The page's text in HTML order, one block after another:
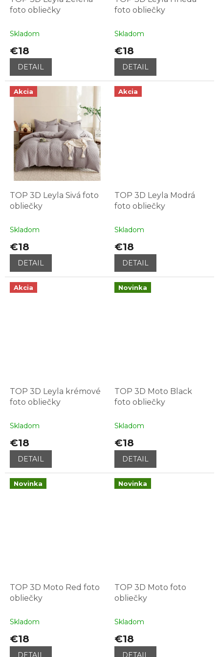
foto obliečky
Skladom
€18
DETAIL
foto obliečky
Skladom
€18
DETAIL
Akcia
TOP 3D Leyla Sivá foto
obliečky
Skladom
€18
DETAIL
Akcia
TOP 3D Leyla Modrá
foto obliečky
Skladom
€18
DETAIL
Akcia
TOP 3D Leyla krémové
foto obliečky
Skladom
€18
DETAIL
Novinka
TOP 3D Moto Black
foto obliečky
Skladom
€18
DETAIL
Novinka
TOP 3D Moto Red foto
obliečky
Skladom
€18
DETAIL
Novinka
TOP 3D Moto foto
obliečky
Skladom
€18
DETAIL